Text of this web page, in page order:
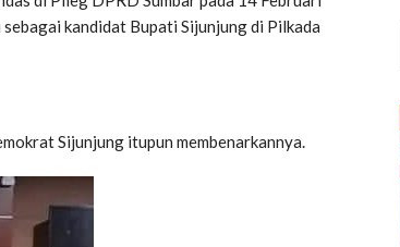
kandidat Bupati Sijunjung di Pilkada
Sijunjung itupun membenarkannya.